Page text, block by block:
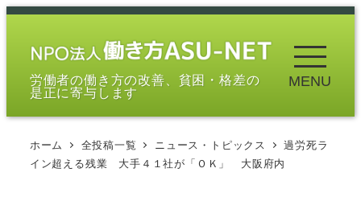
メ
労働者の働き方の改善、貧困・格差の
是正に寄与します
MENU
ホーム 全投稿一覧 ニュース・トピックス
過労死ラ
イン超える残業 大手４１社が「ＯＫ」 大阪府内